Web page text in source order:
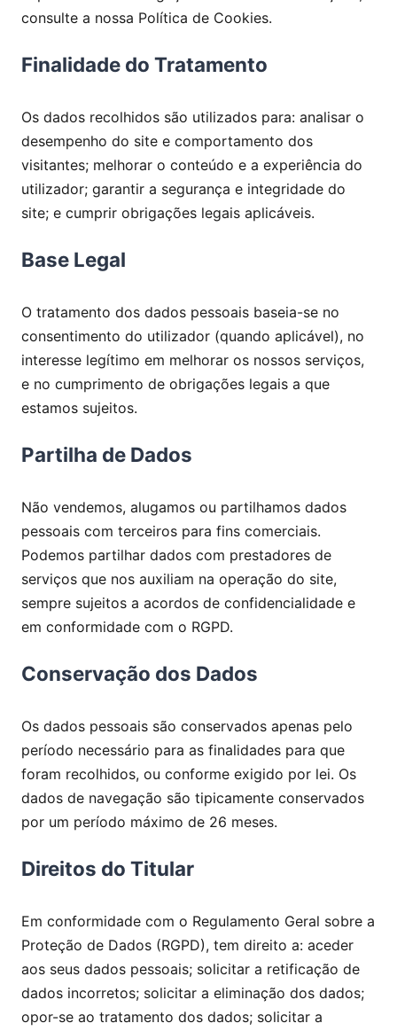
consulte a nossa Política de Cookies.
Finalidade do Tratamento
Os dados recolhidos são utilizados para: analisar o
desempenho do site e comportamento dos
visitantes; melhorar o conteúdo e a experiência do
utilizador; garantir a segurança e integridade do
site; e cumprir obrigações legais aplicáveis.
Base Legal
O tratamento dos dados pessoais baseia-se no
consentimento do utilizador (quando aplicável), no
interesse legítimo em melhorar os nossos serviços,
e no cumprimento de obrigações legais a que
estamos sujeitos.
Partilha de Dados
Não vendemos, alugamos ou partilhamos dados
pessoais com terceiros para fins comerciais.
Podemos partilhar dados com prestadores de
serviços que nos auxiliam na operação do site,
sempre sujeitos a acordos de confidencialidade e
em conformidade com o RGPD.
Conservação dos Dados
Os dados pessoais são conservados apenas pelo
período necessário para as finalidades para que
foram recolhidos, ou conforme exigido por lei. Os
dados de navegação são tipicamente conservados
por um período máximo de 26 meses.
Direitos do Titular
Em conformidade com o Regulamento Geral sobre a
Proteção de Dados (RGPD), tem direito a: aceder
aos seus dados pessoais; solicitar a retificação de
dados incorretos; solicitar a eliminação dos dados;
opor-se ao tratamento dos dados; solicitar a